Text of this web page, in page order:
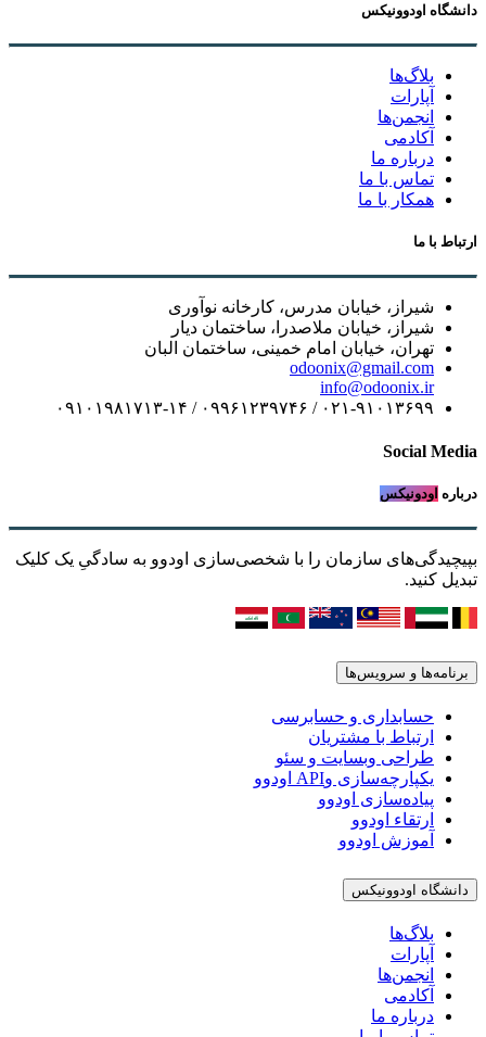
دانشگاه اودوونیکس
بلاگ‌ها
آپارات
انجمن‌ها
آکادمی
درباره ما
تماس با ما
همکار با ما
ارتباط با ما
شیراز، خیابان مدرس، کارخانه نوآوری
شیراز، خیابان ملاصدرا، ساختمان دیار
تهران، خیابان امام خمینی، ساختمان البان
odoonix@gmail.com
info@odoonix.ir
۰۲۱-۹۱۰۱۳۶۹۹ / ۰۹۹۶۱۲۳۹۷۴۶ / ۰۹۱۰۱۹۸۱۷۱۳-۱۴
Social Media
درباره اودونیکس
بپیچیدگی‌های سازمان را با شخصی‌سازی اودوو به سادگیِ یک کلیک
تبدیل کنید.
برنامه‌ها و سرویس‌ها
حسابداری و حسابرسی
ارتباط با مشتریان
طراحی وبسایت و سئو
یکپارچه‌سازی وAPI اودوو
پیاده‌سازی اودوو
ارتقاء اودوو
آموزش اودوو
دانشگاه اودوونیکس
بلاگ‌ها
آپارات
انجمن‌ها
آکادمی
درباره ما